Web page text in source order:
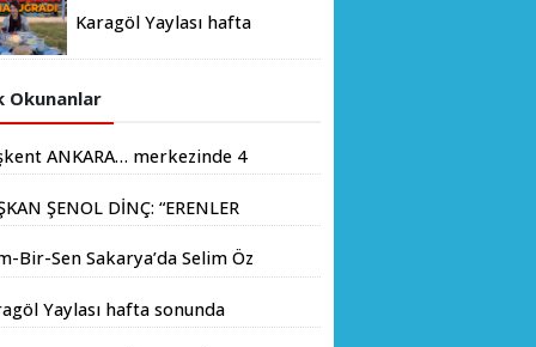
Karagöl Yaylası hafta
akınına uğradı
Okunanlar
ANKARA… merkezinde 4
ŞENOL DİNÇ: “ERENLER
Bir-Sen Sakarya’da Selim Öz
Yaylası hafta sonunda